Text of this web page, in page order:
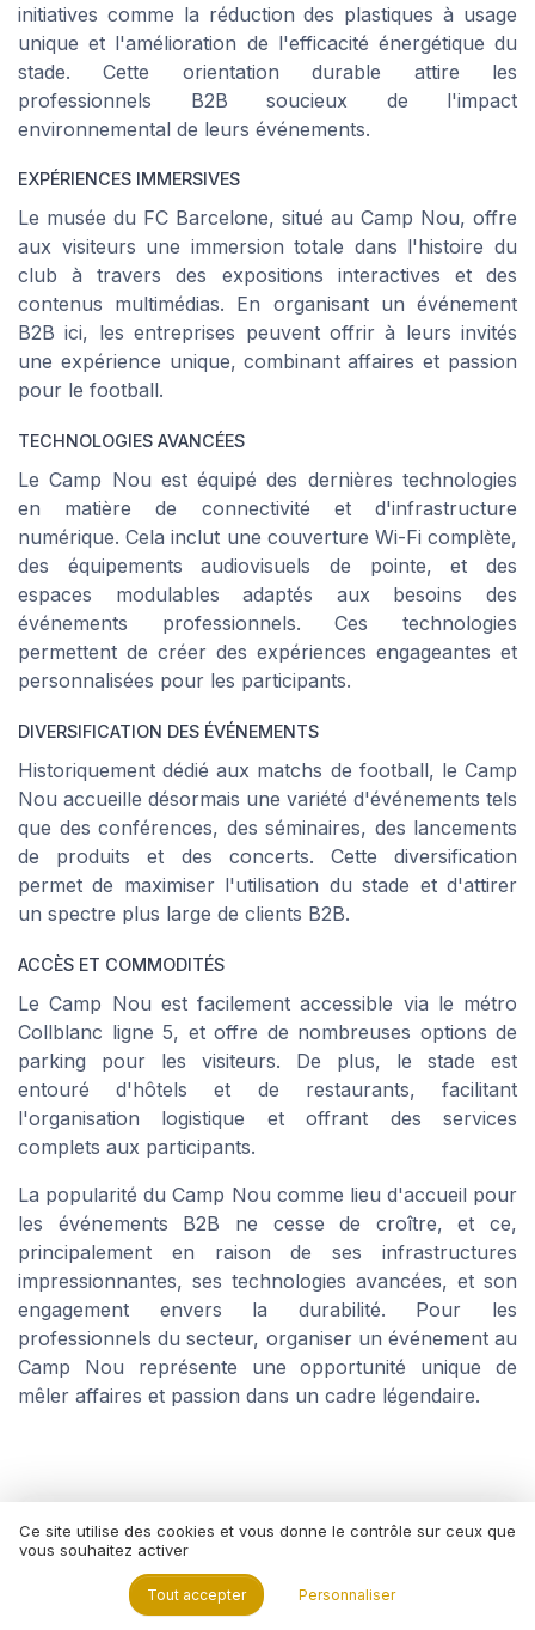
initiatives comme la réduction des plastiques à usage
unique et l'amélioration de l'efficacité énergétique du
stade. Cette orientation durable attire les
professionnels B2B soucieux de l'impact
environnemental de leurs événements.
EXPÉRIENCES IMMERSIVES
Le musée du FC Barcelone, situé au Camp Nou, offre
aux visiteurs une immersion totale dans l'histoire du
club à travers des expositions interactives et des
contenus multimédias. En organisant un événement
B2B ici, les entreprises peuvent offrir à leurs invités
une expérience unique, combinant affaires et passion
pour le football.
TECHNOLOGIES AVANCÉES
Le Camp Nou est équipé des dernières technologies
en matière de connectivité et d'infrastructure
numérique. Cela inclut une couverture Wi-Fi complète,
des équipements audiovisuels de pointe, et des
espaces modulables adaptés aux besoins des
événements professionnels. Ces technologies
permettent de créer des expériences engageantes et
personnalisées pour les participants.
DIVERSIFICATION DES ÉVÉNEMENTS
Historiquement dédié aux matchs de football, le Camp
Nou accueille désormais une variété d'événements tels
que des conférences, des séminaires, des lancements
de produits et des concerts. Cette diversification
permet de maximiser l'utilisation du stade et d'attirer
un spectre plus large de clients B2B.
ACCÈS ET COMMODITÉS
Le Camp Nou est facilement accessible via le métro
Collblanc ligne 5, et offre de nombreuses options de
parking pour les visiteurs. De plus, le stade est
entouré d'hôtels et de restaurants, facilitant
l'organisation logistique et offrant des services
complets aux participants.
La popularité du Camp Nou comme lieu d'accueil pour
les événements B2B ne cesse de croître, et ce,
principalement en raison de ses infrastructures
impressionnantes, ses technologies avancées, et son
engagement envers la durabilité. Pour les
professionnels du secteur, organiser un événement au
Camp Nou représente une opportunité unique de
mêler affaires et passion dans un cadre légendaire.
Recevez les dernières actualités de
Ce site utilise des cookies et vous donne le contrôle sur ceux que
vous souhaitez activer
Tout accepter Personnaliser